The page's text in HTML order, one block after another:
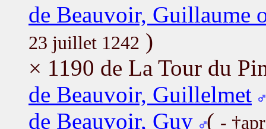
de Beauvoir, Guillaume
23 juillet 1242 )
× 1190 de La Tour du
de Beauvoir, Guillelmet
de Beauvoir, Guy ( -